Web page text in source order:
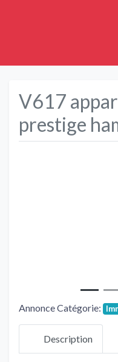
V617
prestige
Annonce Catégorie:
Description